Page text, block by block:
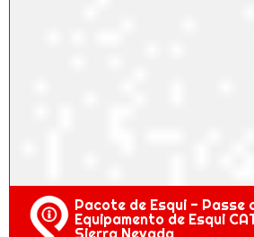
Pacote de Esqui - Passe
Equipamento de Esqui
Sierra Nevada